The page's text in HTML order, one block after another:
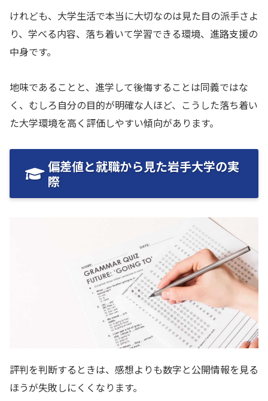
けれども、大学生活で本当に大切なのは見た目の派手さよ
り、学べる内容、落ち着いて学習できる環境、進路支援の
中身です。
地味であることと、進学して後悔することは同義ではな
く、むしろ自分の目的が明確な人ほど、こうした落ち着い
た大学環境を高く評価しやすい傾向があります。
偏差値と就職から見た岩手大学の実
際
評判を判断するときは、感想よりも数字と公開情報を見る
ほうが失敗しにくくなります。